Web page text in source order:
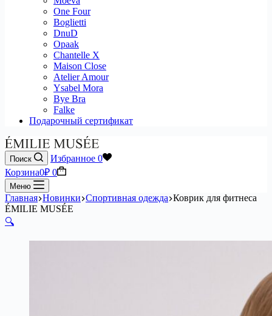
One Four
Boglietti
DnuD
Opaak
Chantelle X
Maison Close
Atelier Amour
Ysabel Mora
Bye Bra
Falke
Подарочный сертификат
Поиск Избранное 0
Корзина0₽ 0
Меню
Главная Новинки Спортивная одежда Коврик для фитнеса
ÉMILIE MUSÉE
🔍